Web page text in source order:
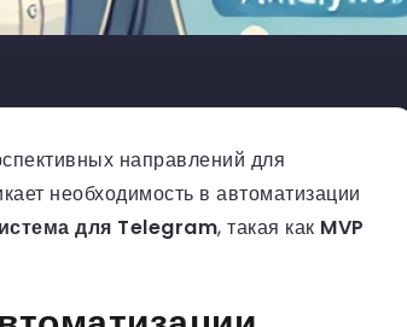
направлений для
необходимость в автоматизации
для Telegram, такая как MVP